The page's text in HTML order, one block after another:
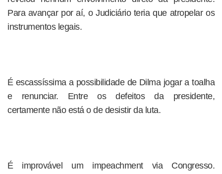
Para avançar por aí, o Judiciário teria que atropelar os
instrumentos legais.
É escassíssima a possibilidade de Dilma jogar a toalha
e renunciar. Entre os defeitos da presidente,
certamente não está o de desistir da luta.
É improvável um impeachment via Congresso.